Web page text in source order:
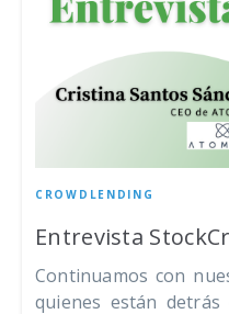
CROWDLENDING
Entrevista
Continuamos con
quienes están